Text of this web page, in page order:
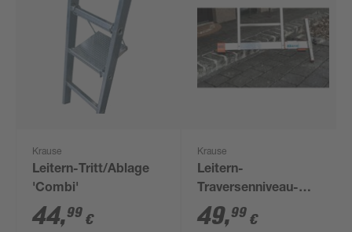
Krause
Leitern-Tritt/Ablage
'Combi'
44,99 €
Krause
Leitern-
Traversenniveau-
Ausgleich 'Combi'
49,99 €